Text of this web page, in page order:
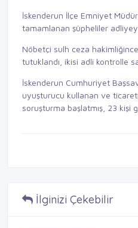
İskenderun İlçe Emniyet
tamamlanan şüpheliler
Nöbetçi sulh ceza
tutuklandı, ikisi adli kontrolle
İskenderun Cumhuriyet
uyuşturucu kullanan ve
soruşturma başlatmış, 23 kişi
İlginizi Çekebilir